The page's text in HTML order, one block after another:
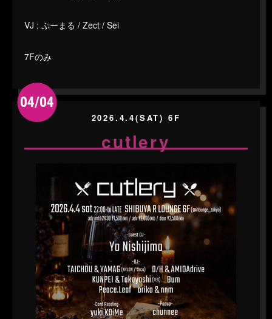
VJ : ぷーまる / Zect / Sei
7Fのみ
04/04
2026.4.4(SAT) 6F
cutlery